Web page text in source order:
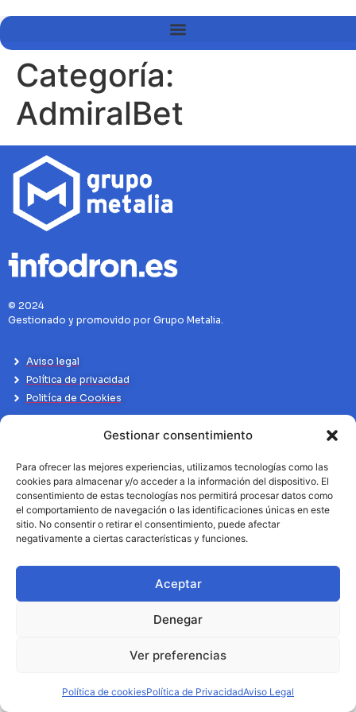
Gestionar consentimiento
Para ofrecer las mejores experiencias, utilizamos tecnologías como las
cookies para almacenar y/o acceder a la información del dispositivo. El
consentimiento de estas tecnologías nos permitirá procesar datos como
el comportamiento de navegación o las identificaciones únicas en este
sitio. No consentir o retirar el consentimiento, puede afectar
negativamente a ciertas características y funciones.
Aceptar
Denegar
Ver preferencias
Política de cookiesPolítica de PrivacidadAviso Legal
Categoría:
AdmiralBet
© 2024
Gestionado y promovido por Grupo Metalia.
Aviso legal
Política de privacidad
Politíca de Cookies